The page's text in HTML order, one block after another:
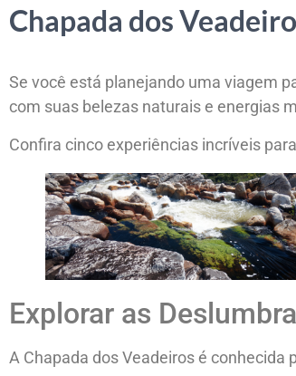
Chapada dos
Se você está planejando uma viagem
com suas belezas naturais e energias
Confira cinco experiências incríveis
Explorar as
A Chapada dos Veadeiros é conhecida